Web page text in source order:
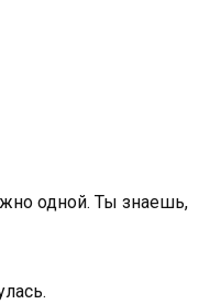
одной. Ты знаешь,